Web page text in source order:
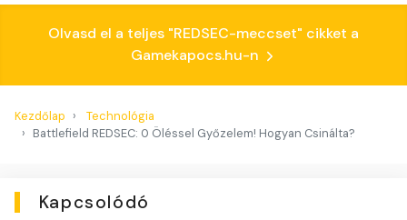
Olvasd el a teljes "REDSEC-meccset" cikket a
Gamekapocs.hu-n
Kezdőlap
Technológia
Battlefield REDSEC: 0 Öléssel Győzelem! Hogyan Csinálta?
Kapcsolódó